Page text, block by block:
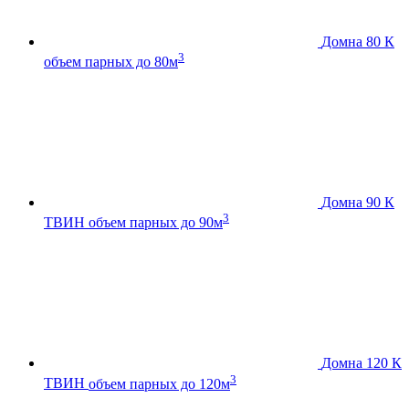
Домна 80 К
объем парных до 80м3
Домна 90 К
ТВИН объем парных до 90м3
Домна 120 К
ТВИН объем парных до 120м3